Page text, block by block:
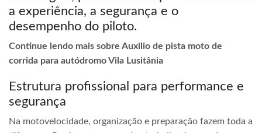
a experiência, a segurança e o
desempenho do piloto.
Continue lendo mais sobre Auxilio de pista moto de
corrida para autódromo Vila Lusitânia
Estrutura profissional para performance e
segurança
Na motovelocidade, organização e preparação fazem toda a